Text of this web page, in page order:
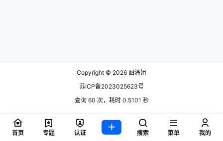
Copyright © 2026 图涂姐
苏ICP备2023025623号
查询 60 次，耗时 0.5101 秒
首页 专题 认证 搜索 菜单 我的